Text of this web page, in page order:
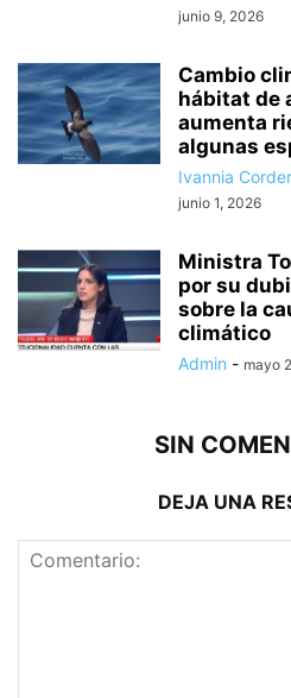
junio 9, 2026
Cambio
hábitat de
aumenta
algunas
Ivannia
junio 1, 2026
Ministra
por su
sobre la
climático
Admin - mayo
SIN
DEJA UNA